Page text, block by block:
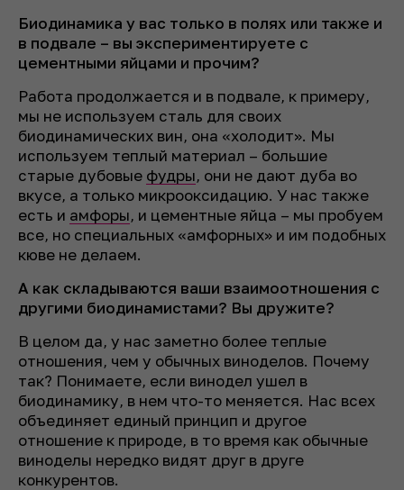
Биодинамика у вас только в полях или также и
в подвале – вы экспериментируете с
цементными яйцами и прочим?
Работа продолжается и в подвале, к примеру,
мы не используем сталь для своих
биодинамических вин, она «холодит». Мы
используем теплый материал – большие
старые дубовые фудры, они не дают дуба во
вкусе, а только микрооксидацию. У нас также
есть и амфоры, и цементные яйца – мы пробуем
все, но специальных «амфорных» и им подобных
кюве не делаем.
А как складываются ваши взаимоотношения с
другими биодинамистами? Вы дружите?
В целом да, у нас заметно более теплые
отношения, чем у обычных виноделов. Почему
так? Понимаете, если винодел ушел в
биодинамику, в нем что-то меняется. Нас всех
объединяет единый принцип и другое
отношение к природе, в то время как обычные
виноделы нередко видят друг в друге
конкурентов.